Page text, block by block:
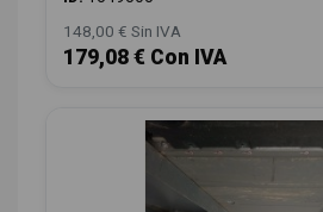
148,00 € Sin IVA
179,08 € Con IVA